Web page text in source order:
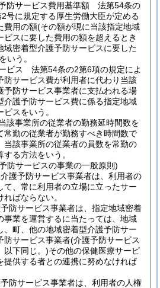
防サービス費用基準額 法第54条の
号に規定する厚生労働大臣が定める
費用の額(その額が現に当該指定地域
ビスに要した費用の額を超えるとき
域密着型介護予防サービスに要した
をいう。
ビス 法第54条の2第6項の規定によ
防サービス費が利用者に代わり当該
予防サービス事業者に支払われる場
介護予防サービス費に係る指定地域
スをいう。
事業所の従業者の勤務延時間数を
常勤の従業者が勤務すべき時間数で
当該事業所の従業者の員数を常勤の
る方法をいう。
防サービスの事業の一般原則)
護予防サービス事業者は、利用者の
て、常に利用者の立場に立ったサー
ばならない。
防サービス事業者は、指定地域密着
事業を運営するに当たっては、地域
、町、他の地域密着型介護予防サー
防サービス事業者(介護予防サービス
以下同じ。)その他の保健医療サービ
提供する者との連携に努めなければ
防サービス事業者は、利用者の人権